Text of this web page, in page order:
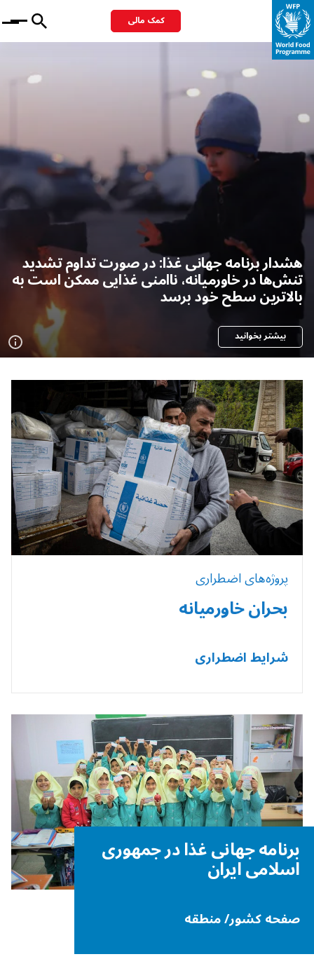
کمک مالی Menu
هشدار برنامه جهانی غذا: در صورت تداوم تشدید
تنش‌ها در خاورمیانه، ناامنی غذایی ممکن است به
بالاترین سطح خود برسد
بیشتر بخوانید
پروژه‌های اضطراری
بحران خاورمیانه
شرایط اضطراری
برنامه جهانی غذا در جمهوری
اسلامی ایران
صفحه کشور/ منطقه